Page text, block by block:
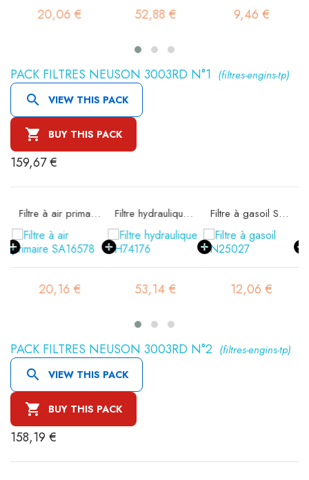
20,06 € 52,88 € 9,46 €
PACK FILTRES NEUSON 3003RD N°1 (filtres-engins-tp)
 VIEW THIS PACK
 BUY THIS PACK
159,67 €
Filtre à air primaire SA16578
20,16 €
Filtre hydraulique SH74176
53,14 €
Filtre à gasoil SN25027
12,06 €
PACK FILTRES NEUSON 3003RD N°2 (filtres-engins-tp)
 VIEW THIS PACK
 BUY THIS PACK
158,19 €